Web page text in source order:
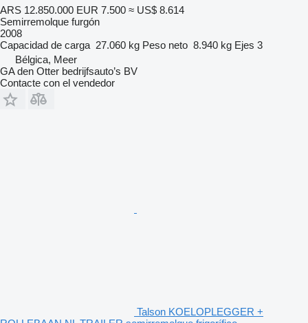
ARS 12.850.000 EUR 7.500 ≈ US$ 8.614
Semirremolque furgón
2008
Capacidad de carga 27.060 kg Peso neto 8.940 kg Ejes 3
Bélgica, Meer
GA den Otter bedrijfsauto’s BV
Contacte con el vendedor
Talson KOELOPLEGGER +